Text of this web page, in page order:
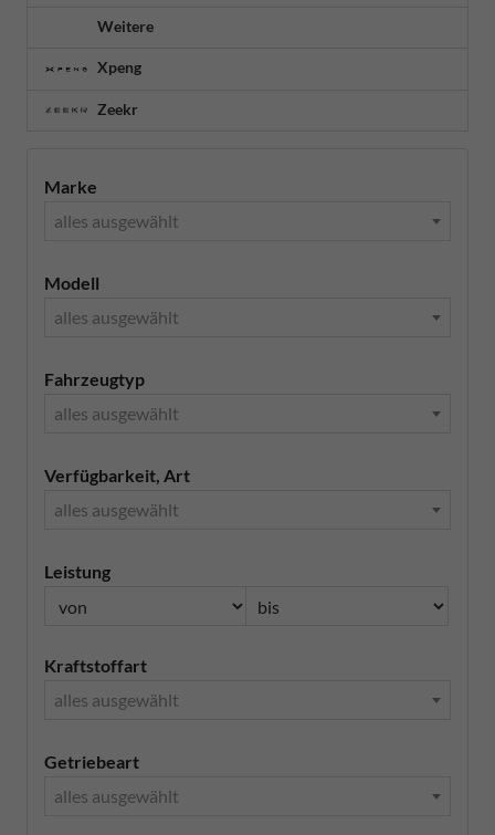
Weitere
Xpeng
Zeekr
Marke
alles ausgewählt
Modell
alles ausgewählt
Fahrzeugtyp
alles ausgewählt
Verfügbarkeit, Art
alles ausgewählt
Leistung
Kraftstoffart
alles ausgewählt
Getriebeart
alles ausgewählt